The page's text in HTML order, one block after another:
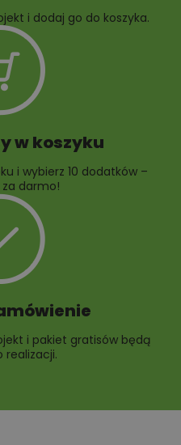
i dodaj go do koszyka.
w koszyku
i wybierz 10 dodatków –
za darmo!
i pakiet gratisów będą
realizacji.